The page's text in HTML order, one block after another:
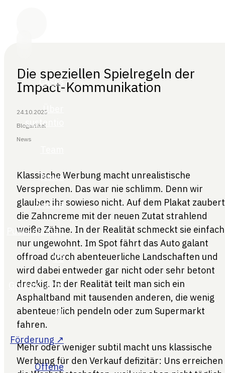
Die speziellen Spielregeln der
Impact-Kommunikation
24.10.2025
Blogartikel
News
Klassische Werbung macht unrealistische
Versprechen. Das war nie schlimm. Denn wir
glauben ihr sowieso nicht. Auf dem Plakat zaubert
die Zahncreme mit der neuen Zutat strahlend
weiße Zähne. In der Realität schmeckt sie einfach
nur ungewohnt. Im Spot fährt das Auto galant
offroad durch abenteuerliche Landschaften und
wird dabei entweder gar nicht oder sehr betont
dreckig. In der Realität teilt man sich ein
Asphaltband mit tausenden anderen, die wenig
abenteuerlich pendeln oder zum Supermarkt
fahren.
Mehr oder weniger subtil macht uns klassische
Werbung für den Verkauf defizitär: Uns erreichen